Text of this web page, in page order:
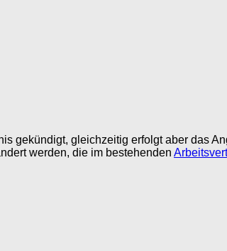
gekündigt, gleichzeitig erfolgt aber das
werden, die im bestehenden